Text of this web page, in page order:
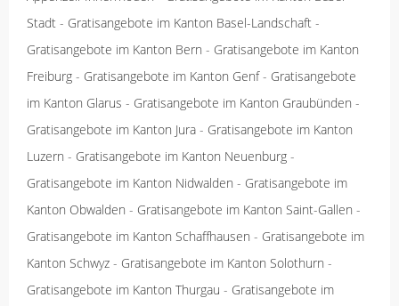
Stadt - Gratisangebote im Kanton Basel-Landschaft -
Gratisangebote im Kanton Bern - Gratisangebote im Kanton
Freiburg - Gratisangebote im Kanton Genf- Gratisangebote
im Kanton Glarus - Gratisangebote im Kanton Graubünden -
Gratisangebote im Kanton Jura - Gratisangebote im Kanton
Luzern - Gratisangebote im Kanton Neuenburg -
Gratisangebote im Kanton Nidwalden - Gratisangebote im
Kanton Obwalden - Gratisangebote im Kanton Saint-Gallen -
Gratisangebote im Kanton Schaffhausen - Gratisangebote im
Kanton Schwyz - Gratisangebote im Kanton Solothurn -
Gratisangebote im Kanton Thurgau - Gratisangebote im